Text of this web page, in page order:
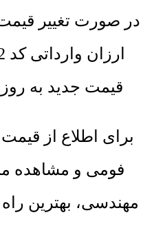
در صورت تغییر
قیمت جدید به
برای اطلاع از
فومی و مشاهده
مهندسی، بهترین